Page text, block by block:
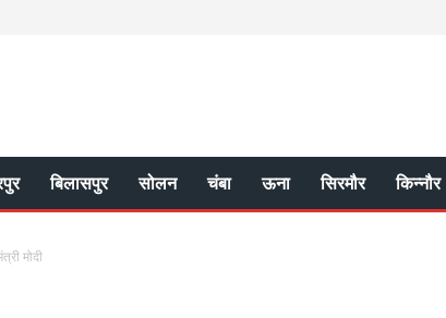
बिलासपुर सोलन चंबा ऊना सिरमौर किन्नौर
मोदी